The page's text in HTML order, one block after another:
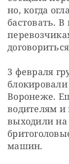
но, когда
бастовать.
3 февраля
Воронеже.
водителям и
выходили
машин.